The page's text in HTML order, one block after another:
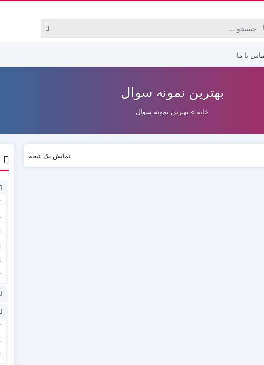
دهم انسانی
دهم تجربی
یازدهم انسانی
یازدهم ریاضی
با ما
بهترین نمونه سوال
خانه » بهترین نمونه سوال
نمایش یک نتیجه